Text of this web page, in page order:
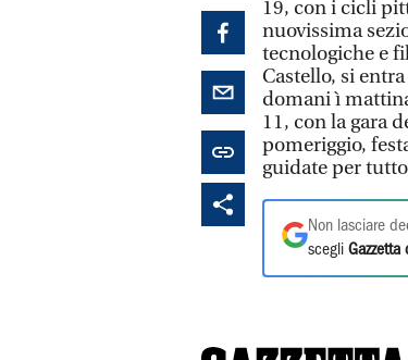
19, con i cicli
nuovissima
tecnologiche e
Castello, si
domani ì
11, con la gara
pomeriggio,
guidate per
Non lasciare
scegli Gazzetta